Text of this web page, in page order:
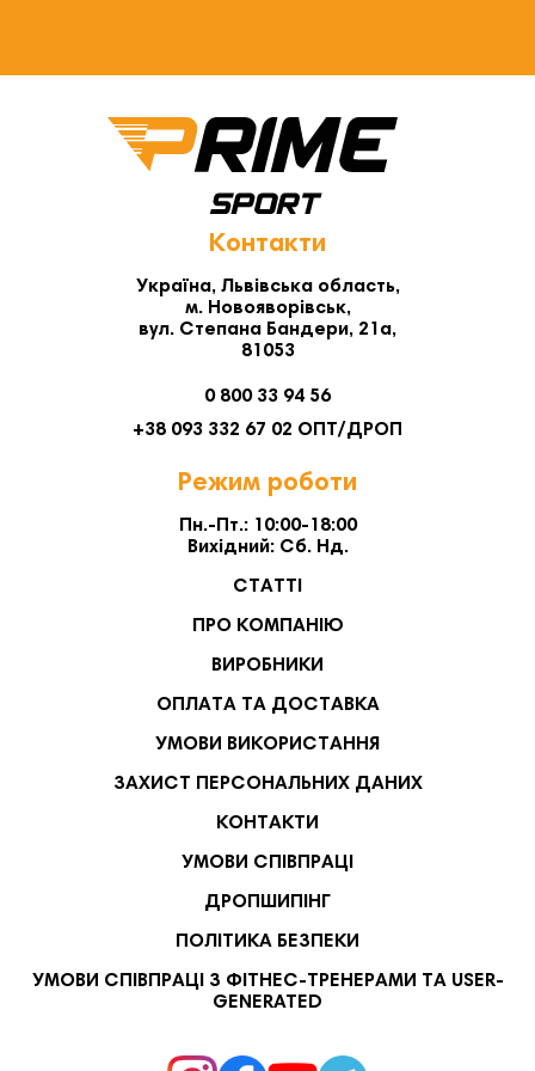
Контакти
Україна, Львівська область,
м. Новояворівськ,
вул. Степана Бандери, 21а,
81053
0 800 33 94 56
+38 093 332 67 02 ОПТ/ДРОП
Режим роботи
Пн.-Пт.: 10:00-18:00
Вихідний: Сб. Нд.
СТАТТІ
ПРО КОМПАНІЮ
ВИРОБНИКИ
ОПЛАТА ТА ДОСТАВКА
УМОВИ ВИКОРИСТАННЯ
ЗАХИСТ ПЕРСОНАЛЬНИХ ДАНИХ
КОНТАКТИ
УМОВИ СПІВПРАЦІ
ДРОПШИПІНГ
ПОЛІТИКА БЕЗПЕКИ
УМОВИ СПІВПРАЦІ З ФІТНЕС-ТРЕНЕРАМИ ТА USER-
GENERATED